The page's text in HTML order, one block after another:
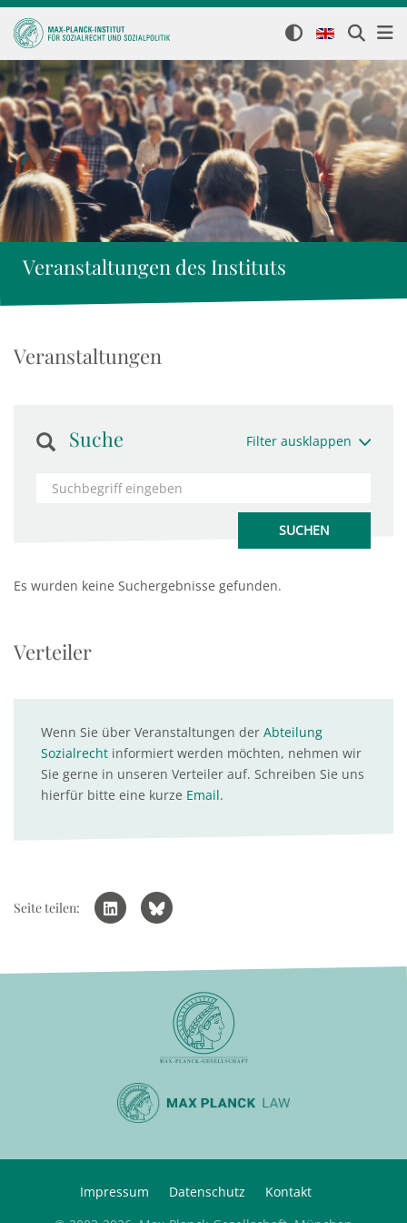
Veranstaltungen des Instituts
Veranstaltungen
Suche Filter ausklappen
Es wurden keine Suchergebnisse gefunden.
Verteiler
Wenn Sie über Veranstaltungen der Abteilung
Sozialrecht informiert werden möchten, nehmen wir
Sie gerne in unseren Verteiler auf. Schreiben Sie uns
hierfür bitte eine kurze Email.
Seite teilen:
Impressum Datenschutz
Kontakt